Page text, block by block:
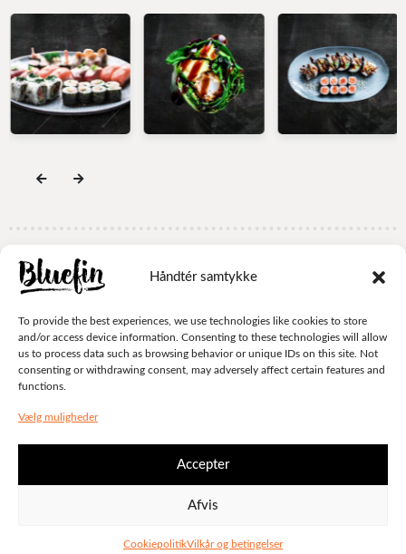
Håndtér samtykke
To provide the best experiences, we use technologies like cookies to store
and/or access device information. Consenting to these technologies will allow
us to process data such as browsing behavior or unique IDs on this site. Not
consenting or withdrawing consent, may adversely affect certain features and
functions.
Vælg muligheder
Accepter
Afvis
CookiepolitikVilkår og betingelser
© Bluefin 2024 . All rights reserved.
TILBAGE TIL TOPPEN